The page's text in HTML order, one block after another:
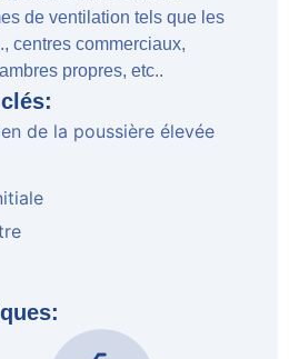
de ventilation tels que les
centres commerciaux,
propres, etc..
de la poussière élevée